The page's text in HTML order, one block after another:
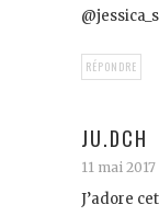
RÉPONDRE
JU.DCH
11 mai
J’adore